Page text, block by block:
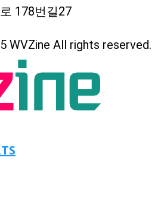
178번길27
WVZine All rights reserved.